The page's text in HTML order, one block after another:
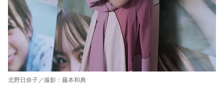
北野日奈子／撮影：藤本和典